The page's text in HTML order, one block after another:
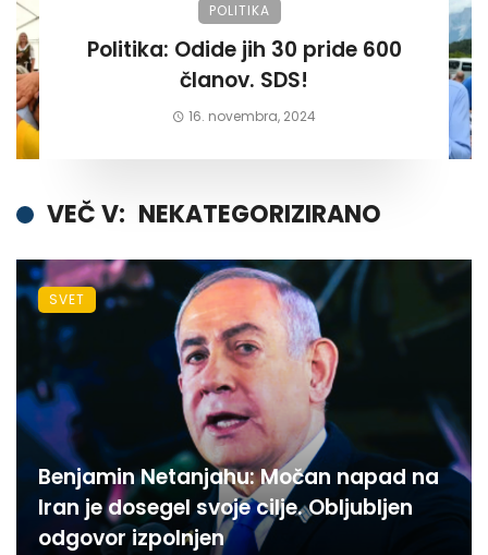
POLITIKA
Politika: Odide jih 30 pride 600
članov. SDS!
16. novembra, 2024
VEČ V: NEKATEGORIZIRANO
Benjamin Netanjahu: Močan napad na
Iran je dosegel svoje cilje. Obljubljen
odgovor izpolnjen
SVET